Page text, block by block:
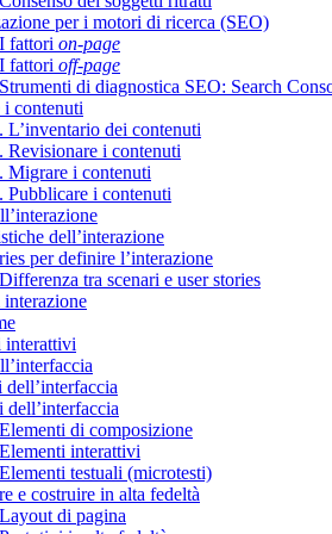
per i motori di ricerca (SEO)
fattori on-page
fattori off-page
di diagnostica SEO: Search
i contenuti
L’inventario dei contenuti
Revisionare i contenuti
Migrare i contenuti
Pubblicare i contenuti
dell’interazione
per definire l’interazione
tra scenari e user stories
interattivi
dell’interfaccia
di composizione
interattivi
testuali (microtesti)
e costruire in alta fedeltà
di pagina